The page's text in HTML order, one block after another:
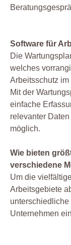
Software für
Die
welches
Arbeitsschutz
Mit der
einfache
relevanter
möglich.
Wie bieten
verschiedene
Um die
Arbeitsgebiete
Unternehmen